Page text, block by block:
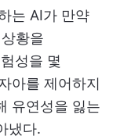
는 AI가 만약
황을
성을 몇
아를 제어하지
유연성을 잃는
냈다.